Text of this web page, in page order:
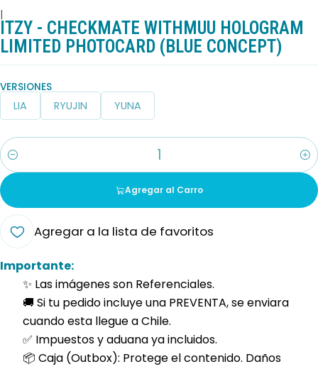
|
ITZY - CHECKMATE WITHMUU HOLOGRAM
LIMITED PHOTOCARD (BLUE CONCEPT)
VERSIONES
LIA RYUJIN YUNA
Cantidad
Agregar al Carro
Agregar a la lista de favoritos
Importante:
✨ Las imágenes son Referenciales.
🚚 Si tu pedido incluye una PREVENTA, se enviara
cuando esta llegue a Chile.
✅ Impuestos y aduana ya incluidos.
📦 Caja (Outbox): Protege el contenido. Daños